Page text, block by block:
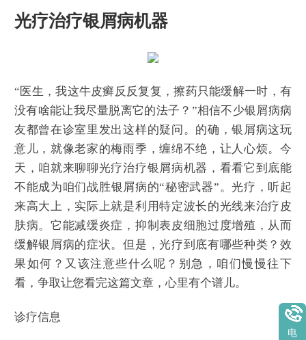
光疗治疗银屑病机器
“医生，我这牛皮癣反反复复，擦药只能缓解一时，有
没有啥能让我尽量脱离它的法子？”相信不少银屑病病
友都曾在诊室里发出这样的疑问。的确，银屑病这玩
意儿，就像老家的梅雨季，缠绵不绝，让人心烦。今
天，咱就来聊聊光疗治疗银屑病机器，看看它到底能
不能成为咱们战胜银屑病的“秘密武器”。光疗，听起
来高大上，实际上就是利用特定波长的光线来治疗皮
肤病。它能减缓炎症，抑制表皮细胞过度增殖，从而
缓解银屑病的症状。但是，光疗到底有哪些种类？效
果如何？又该注意些什么呢？别急，咱们慢慢往下
看，争取让您看完这篇文章，心里有个谱儿。
诊疗信息
电